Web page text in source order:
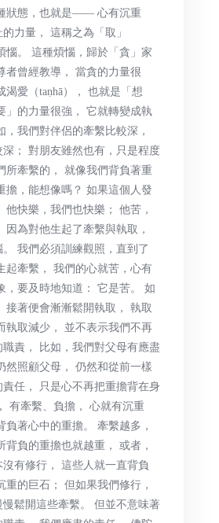
狀態，也就是—— 心有沉重
力量， 這稱之為「取」
於「貪」家
者曾經教導， 當貪的力量很
渴愛（taṇhā）， 也就是「想
」的力量很強， 它就轉變成執
； 對朋友雖然也有，只是程度
所牽繫的， 就像我們背負著重
像嗎？ 如果這個人發
他快樂，我們也快樂； 他苦，
因為對他生起了牽繫與執取，
到了
起牽繫， 我們的心就苦，心有
要及時地知道： 它是苦。 如
接著便會漸漸鬆開執取， 執取
責， 比如，我們對父母有應盡
然照顧父母， 仍然和從前一樣
任， 只是心不再把重擔背在身
中的重擔。 牽繫越多，
背負的重擔也就越重， 或者，
有修行， 這些人就一直背負
重的巨石； 但如果我們修行，
些牽繫。 但並不意味著